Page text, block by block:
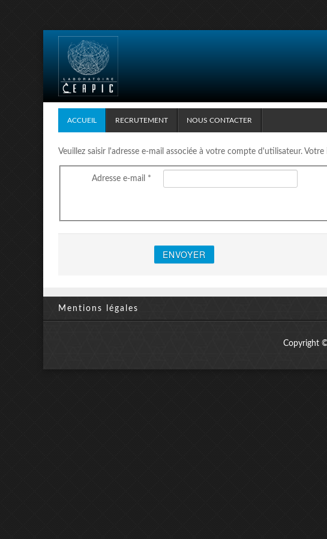
ACCUEIL RECRUTEMENT NOUS CONTACTER
Veuillez saisir l'adresse e-mail associée à votre compte d'utilisateur.
Adresse e-mail *
ENVOYER
Mentions légales
Copyright